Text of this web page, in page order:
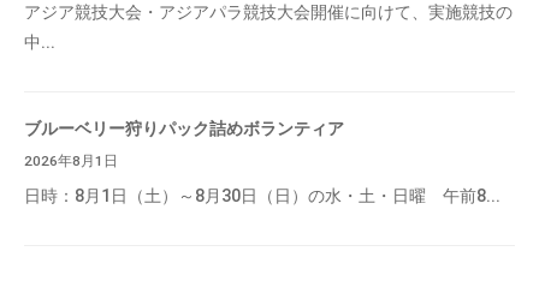
アジア競技大会・アジアパラ競技大会開催に向けて、実施競技の
中...
ブルーベリー狩りパック詰めボランティア
2026年8月1日
日時：8月1日（土）～8月30日（日）の水・土・日曜 午前8...